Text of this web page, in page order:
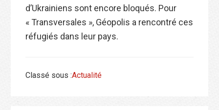
d’Ukrainiens sont encore bloqués. Pour
« Transversales », Géopolis a rencontré ces
réfugiés dans leur pays.
Classé sous :Actualité